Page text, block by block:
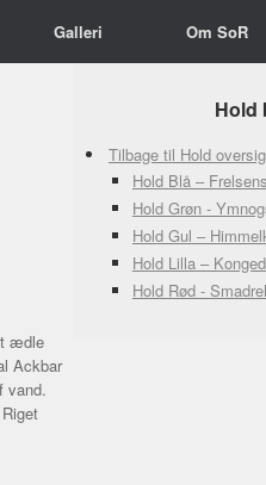
Galleri Om SoR
ædle
Ackbar
vand.
Hold
Tilbage til Hold
Hold Blå –
Hold Grøn -
Hold Gul –
Hold Lilla –
Hold Rød -